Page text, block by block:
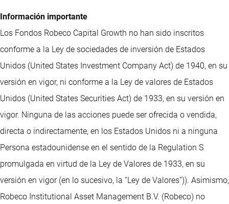
Información importante
Los Fondos Robeco Capital Growth no han sido inscritos
conforme a la Ley de sociedades de inversión de Estados
Unidos (United States Investment Company Act) de 1940, en su
versión en vigor, ni conforme a la Ley de valores de Estados
Unidos (United States Securities Act) de 1933, en su versión en
vigor. Ninguna de las acciones puede ser ofrecida o vendida,
directa o indirectamente, en los Estados Unidos ni a ninguna
Persona estadounidense en el sentido de la Regulation S
promulgada en virtud de la Ley de Valores de 1933, en su
versión en vigor (en lo sucesivo, la “Ley de Valores”)). Asimismo,
Robeco Institutional Asset Management B.V. (Robeco) no